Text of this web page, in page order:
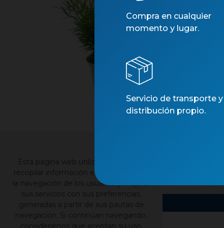
Esta página web utiliza cookies para
recopilar información estadística sobre
la navegación de los usuarios y mejorar
sus servicios con sus preferencias,
generadas a partir de sus pautas de
navegación. Si continúan navegando,
consideramos que aceptan su uso,
Compra en cualquier
momento y lugar.
Servicio de transporte y
distribución propio.